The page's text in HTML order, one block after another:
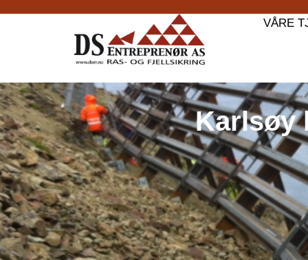
VÅRE
Karlsøy